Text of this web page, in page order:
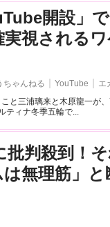
開設」
視されるワ
ちゃんねる YouTube
エ
と三浦璃来と木原龍一が、
ティナ冬季五輪で...
批判殺到！
無理筋」と